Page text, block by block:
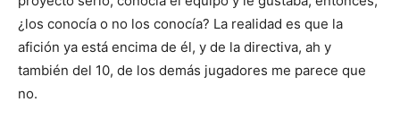
¿los conocía o no los conocía? La realidad es que la
afición ya está encima de él, y de la directiva, ah y
también del 10, de los demás jugadores me parece que
no.